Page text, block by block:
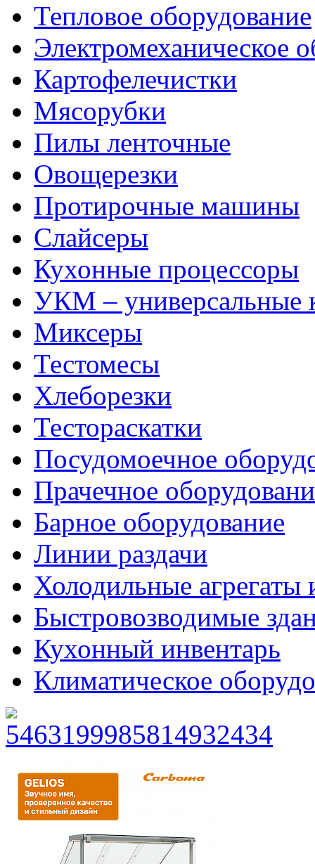
Тепловое оборудование
Электромеханическое
Картофелечистки
Мясорубки
Пилы ленточные
Овощерезки
Протирочные машины
Слайсеры
Кухонные процессоры
УКМ – универсальные
Миксеры
Тестомесы
Хлеборезки
Тестораскатки
Посудомоечное
Прачечное
Барное оборудование
Линии раздачи
Холодильные агрегаты
Быстровозводимые
Кухонный инвентарь
Климатическое